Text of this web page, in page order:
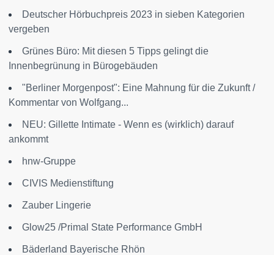
Deutscher Hörbuchpreis 2023 in sieben Kategorien
vergeben
Grünes Büro: Mit diesen 5 Tipps gelingt die
Innenbegrünung in Bürogebäuden
"Berliner Morgenpost": Eine Mahnung für die Zukunft /
Kommentar von Wolfgang...
NEU: Gillette Intimate - Wenn es (wirklich) darauf
ankommt
hnw-Gruppe
CIVIS Medienstiftung
Zauber Lingerie
Glow25 /Primal State Performance GmbH
Bäderland Bayerische Rhön